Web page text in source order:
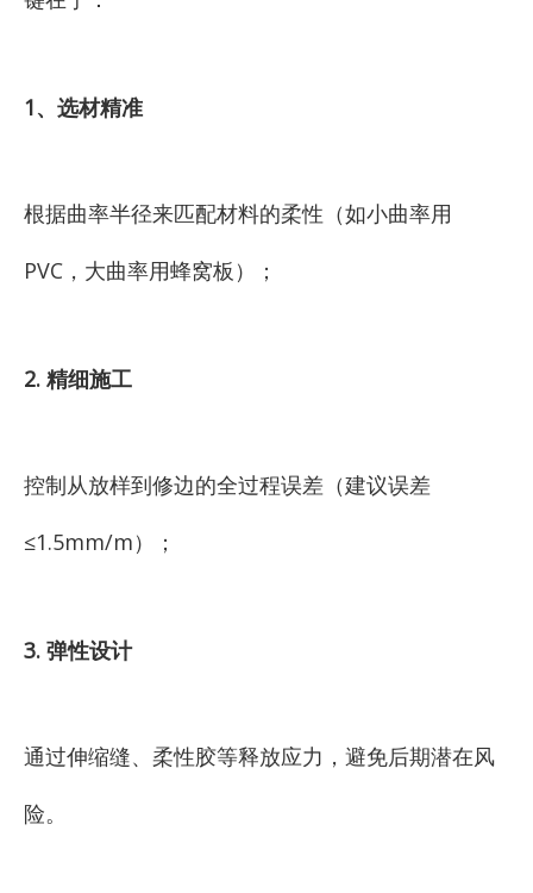
1、选材精准
根据曲率半径来匹配材料的柔性（如小曲率用
PVC，大曲率用蜂窝板）；
2. 精细施工
控制从放样到修边的全过程误差（建议误差
≤1.5mm/m）；
3. 弹性设计
通过伸缩缝、柔性胶等释放应力，避免后期潜在风
险。